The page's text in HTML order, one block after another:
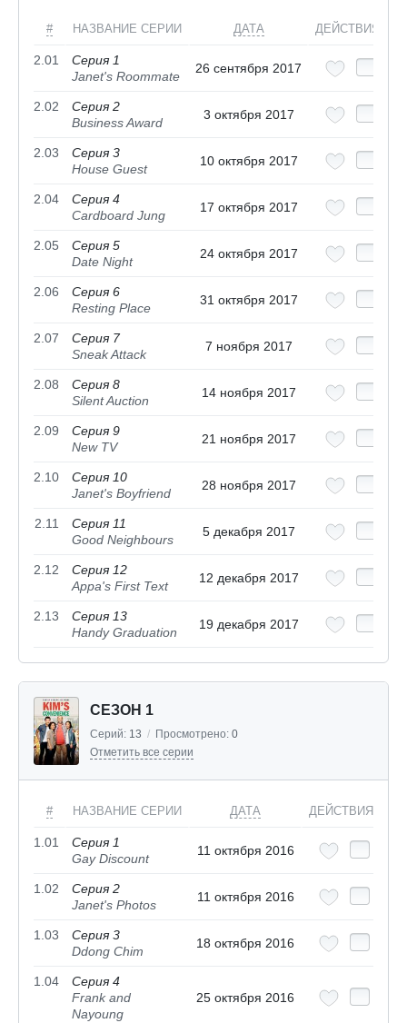
# НАЗВАНИЕ СЕРИИ ДАТА ДЕЙСТВИЯ
2.01
Серия 1
Janet's Roommate
26 сентября 2017
2.02
Серия 2
Business Award
3 октября 2017
2.03
Серия 3
House Guest
10 октября 2017
2.04
Серия 4
Cardboard Jung
17 октября 2017
2.05
Серия 5
Date Night
24 октября 2017
2.06
Серия 6
Resting Place
31 октября 2017
2.07
Серия 7
Sneak Attack
7 ноября 2017
2.08
Серия 8
Silent Auction
14 ноября 2017
2.09
Серия 9
New TV
21 ноября 2017
2.10
Серия 10
Janet's Boyfriend
28 ноября 2017
2.11
Серия 11
Good Neighbours
5 декабря 2017
2.12
Серия 12
Appa's First Text
12 декабря 2017
2.13
Серия 13
Handy Graduation
19 декабря 2017
СЕЗОН 1
Серий: 13 / Просмотрено: 0
Отметить все серии
# НАЗВАНИЕ СЕРИИ ДАТА ДЕЙСТВИЯ
1.01
Серия 1
Gay Discount
11 октября 2016
1.02
Серия 2
Janet's Photos
11 октября 2016
1.03
Серия 3
Ddong Chim
18 октября 2016
1.04
Серия 4
Frank and
Nayoung
25 октября 2016